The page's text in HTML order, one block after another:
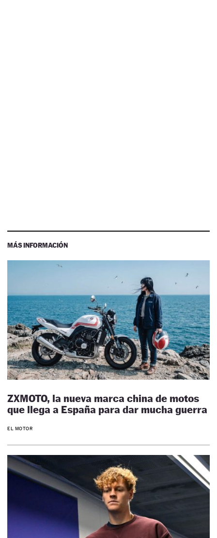
MÁS INFORMACIÓN
ZXMOTO, la nueva marca china de motos
que llega a España para dar mucha guerra
EL MOTOR